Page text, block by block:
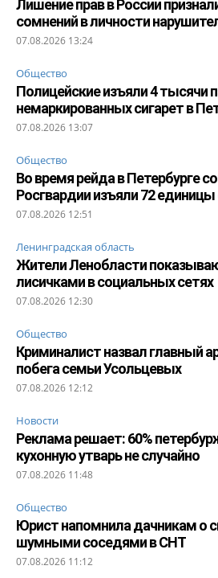
Лишение прав в России
сомнений в личности
07.08.2026 13:24
Общество
Полицейские изъяли 4 тысячи
немаркированных сигарет в
07.08.2026 13:07
Общество
Во время рейда в Петербурге
Росгвардии изъяли 72
07.08.2026 12:51
Ленинградская область
Жители Ленобласти
лисичками в социальных сетях
07.08.2026 12:30
Общество
Криминалист назвал главный
побега семьи Усольцевых
07.08.2026 12:12
Новости
Реклама решает: 60%
кухонную утварь не случайно
07.08.2026 11:48
Общество
Юрист напомнила дачникам о
шумными соседями в СНТ
07.08.2026 11:12